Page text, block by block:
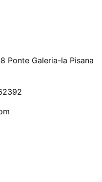
Ponte Galeria-la Pisana